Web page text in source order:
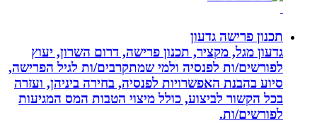
תכנון פרישה גדעון
גדעון מגל, מקציר, תכנון פרישה, דרום השרון, יעוץ
לפורשים/ות לפנסיה ולמי שמתקרבים/ות לגיל הפרישה,
סיוע בהבנת האפשרויות לפנסיה, בחירה ביניהן, ועזרה
בכל הקשור לביצוע, כולל מיצוי הטבות המס המגיעות
לפורשים/ות.